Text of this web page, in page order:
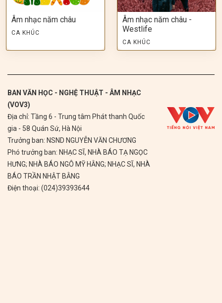
Âm nhạc năm châu
CA KHÚC
Âm nhạc năm châu -
Westlife
CA KHÚC
BAN VĂN HỌC - NGHỆ THUẬT - ÂM NHẠC
(VOV3)
Địa chỉ: Tầng 6 - Trung tâm Phát thanh Quốc
gia - 58 Quán Sứ, Hà Nội
Trưởng ban: NSND NGUYỄN VĂN CHƯƠNG
Phó trưởng ban: NHẠC SĨ, NHÀ BÁO TẠ NGỌC
HƯNG; NHÀ BÁO NGÔ MỸ HẰNG; NHẠC SĨ, NHÀ
BÁO TRẦN NHẬT BẰNG
Điện thoại: (024)39393644